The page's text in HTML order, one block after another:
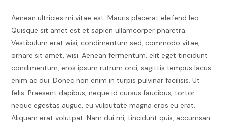
Aenean ultricies mi vitae est. Mauris placerat eleifend leo.
Quisque sit amet est et sapien ullamcorper pharetra.
Vestibulum erat wisi, condimentum sed, commodo vitae,
ornare sit amet, wisi. Aenean fermentum, elit eget tincidunt
condimentum, eros ipsum rutrum orci, sagittis tempus lacus
enim ac dui. Donec non enim in turpis pulvinar facilisis. Ut
felis. Praesent dapibus, neque id cursus faucibus, tortor
neque egestas augue, eu vulputate magna eros eu erat.
Aliquam erat volutpat. Nam dui mi, tincidunt quis, accumsan